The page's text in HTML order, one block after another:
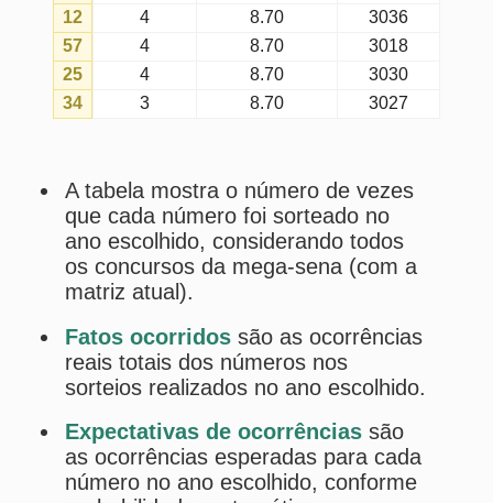
sorteado.
Maior intervalo
é o intervalo mais
longo entre concursos do ano
escolhido em que o número foi
sorteado.
desde o último concurso do ano
escolhido em que o número foi
sorteado (considerando apenas
concursos daquele ano).
Média de intervalos
do ano escolhido em que o número
foi sorteado (até o último concurso
do ano escolhido em que tal número
Osfatoseexpectativastendem a
se aproximar quanto maior for a
amostragem.